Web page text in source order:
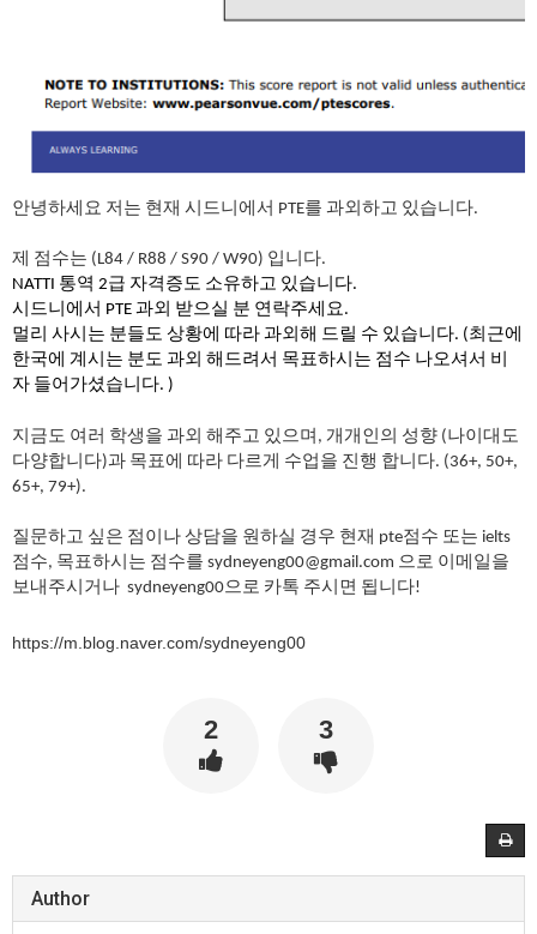
안녕하세요 저는 현재 시드니에서 PTE를 과외하고 있습니다.
제 점수는 (L84 / R88 / S90 / W90) 입니다.
NATTI 통역 2급 자격증도 소유하고 있습니다.
시드니에서 PTE 과외 받으실 분 연락주세요.
멀리 사시는 분들도 상황에 따라 과외해 드릴 수 있습니다. (최근에
한국에 계시는 분도 과외 해드려서 목표하시는 점수 나오셔서 비
자 들어가셨습니다. )
지금도 여러 학생을 과외 해주고 있으며, 개개인의 성향 (나이대도
다양합니다)과 목표에 따라 다르게 수업을 진행 합니다. (36+, 50+,
65+, 79+).
질문하고 싶은 점이나 상담을 원하실 경우 현재 pte점수 또는 ielts
점수, 목표하시는 점수를 sydneyeng00@gmail.com 으로 이메일을
보내주시거나  sydneyeng00으로 카톡 주시면 됩니다!
https://m.blog.naver.com/sydneyeng00
2 3
Author